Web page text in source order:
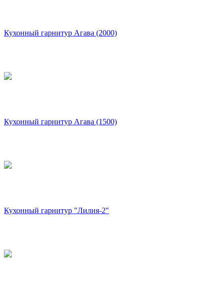
Кухонный гарнитур Агава (2000)
Кухонный гарнитур Агава (1500)
Кухонный гарнитур "Лилия-2"